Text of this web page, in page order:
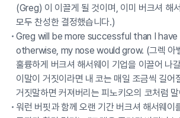
(Greg) 이 이끌게 될 것이며, 이미 버크셔 해
모두 찬성한 결정했습니다.)
Greg will be more successful than I have
otherwise, my nose would grow. (그렉 아
훌륭하게 버크셔 해서웨이 기업을 이끌어 나
이말이 거짓이라면 내 코는 매일 조금씩 길어
거짓말하면 커져버리는 피노키오의 코처럼
워런 버핏과 함께 오랜 기간 버크셔 해서웨이